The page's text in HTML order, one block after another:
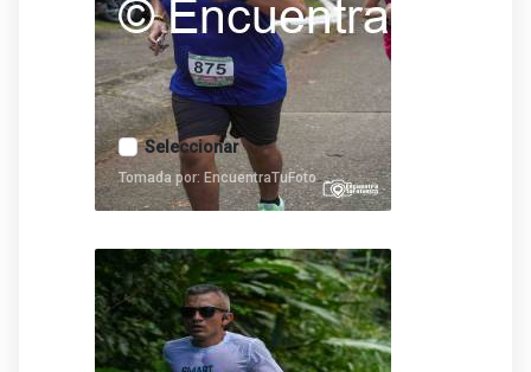
Seleccionar
Tomada por: EncuentraTuFoto